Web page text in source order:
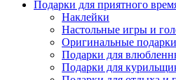
Подарки для приятного
Наклейки
Настольные игры и
Оригинальные подарки
Подарки для
Подарки для